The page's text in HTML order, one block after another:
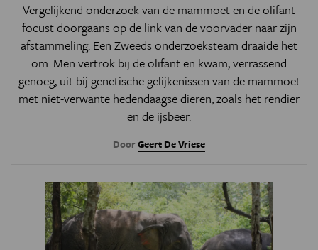
Vergelijkend onderzoek van de mammoet en de olifant
focust doorgaans op de link van de voorvader naar zijn
afstammeling. Een Zweeds onderzoeksteam draaide het
om. Men vertrok bij de olifant en kwam, verrassend
genoeg, uit bij genetische gelijkenissen van de mammoet
met niet-verwante hedendaagse dieren, zoals het rendier
en de ijsbeer.
DoorGeert De Vriese